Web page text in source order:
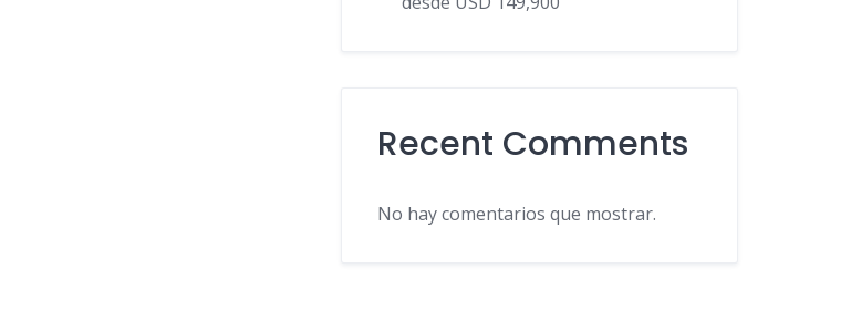
Recent Comments
No hay comentarios que mostrar.